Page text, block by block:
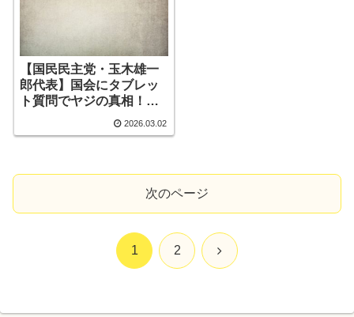
【国民民主党・玉木雄一
郎代表】国会にタブレッ
ト質問でヤジの真相！誰
も語らない財務省の洗脳
と自民党が隠し続ける日
2026.03.02
次のページ
1 2 次